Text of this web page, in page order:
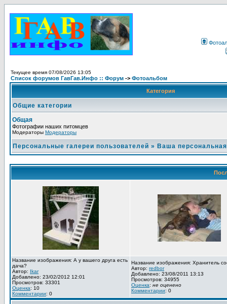
Текущее время 07/08/2026 13:05
Список форумов ГавГав.Инфо :: Форум -> Фотоальбом
Категория
Общие категории
Общая
Фотографии наших питомцев
Модераторы Модераторы
Персональные галереи пользователей » Ваша
Название изображения: А у вашего друга есть
дача?
Автор: Ikar
Добавлено: 23/02/2012 12:01
Просмотров: 33301
Оценка: 10
Комментарии: 0
Название изображения: Хранитель
Автор: redbor
Добавлено: 23/08/2011 13:13
Просмотров: 34955
Оценка: не оценено
Комментарии: 0